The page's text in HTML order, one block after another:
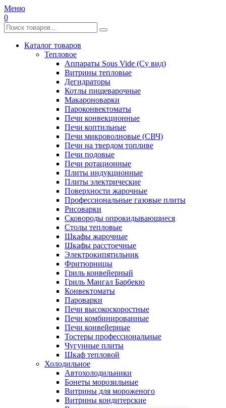
Меню
0
Каталог товаров
Тепловое
Аппараты Sous Vide (Су вид)
Витрины тепловые
Дегидраторы
Котлы пищеварочные
Макароноварки
Пароконвектоматы
Печи конвекционные
Печи коптильные
Печи микроволновые (СВЧ)
Печи на твердом топливе
Печи подовые
Печи ротационные
Плиты индукционные
Плиты электрические
Поверхности жарочные
Профессиональные газовые плиты
Рисоварки
Сковороды опрокидывающиеся
Столы тепловые
Шкафы жарочные
Шкафы расстоечные
Электрокипятильник
Фритюрницы
Гриль конвейерный
Гриль Мангал Барбекю
Конвектоматы
Пароварки
Печи высокоскоростные
Печи комбинированные
Печи конвейерные
Тостеры профессиональные
Чугунные плиты
Шкаф тепловой
Холодильное
Автохолодильники
Бонеты морозильные
Витрины для мороженого
Витрины кондитерские